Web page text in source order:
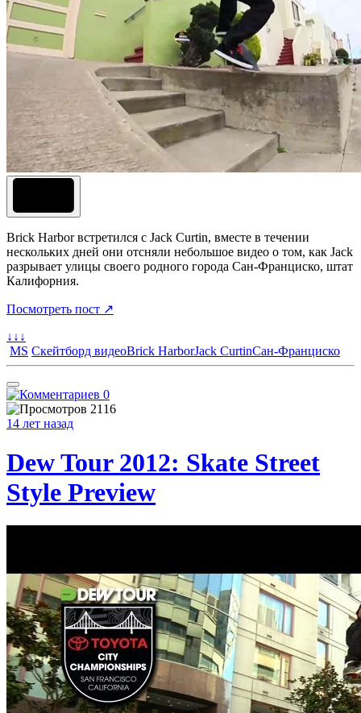
Brick Harbor встретился с Jack Curtin, вместе в течении
нескольких дней они отсняли небольшое видео о том, как Jack
разрывает улицы своего родного города Сан-Франциско, штат
Калифорния.
Посмотреть пост ↗
↓↓↓
MS Скейтборд видеоBrick HarborJack CurtinСан-Франциско
0
2116
14 лет назад
Dew Tour 2012: Skate Street
Style Preview